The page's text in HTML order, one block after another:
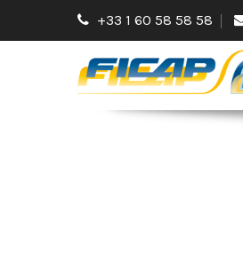
+33 1 60 58 58 58